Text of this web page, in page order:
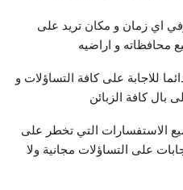
اي زمان و مكان تريد على
محافظاته و اراضيه
للاجابة على كافة التساؤلات و
بال كافة الزبائن
الاستفسارات التي تخطر على
على التساؤلات مجانية ولا